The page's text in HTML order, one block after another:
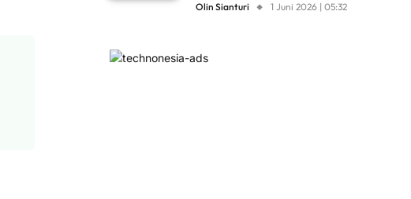
Olin Sianturi 1 Juni 2026 | 05:32